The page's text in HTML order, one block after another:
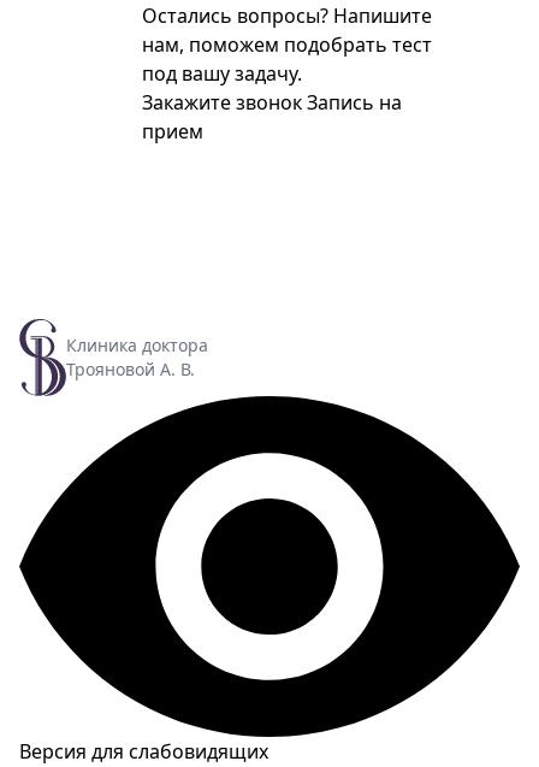
Остались вопросы? Напишите
нам, поможем подобрать тест
под вашу задачу.
Закажите звонокЗапись на
прием
Клиника доктора
Трояновой А. В.
Версия для слабовидящих